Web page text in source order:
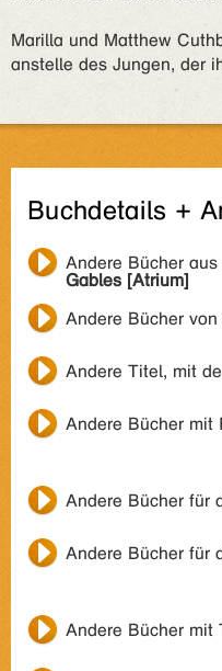
Marilla und Matthew
anstelle des Jungen, der
Buchdetails +
Andere Bücher
Gables [Atrium]
Andere Bücher von
Andere Titel, mit
Andere Bücher mit
Andere Bücher für
Andere Bücher für
Andere Bücher mit